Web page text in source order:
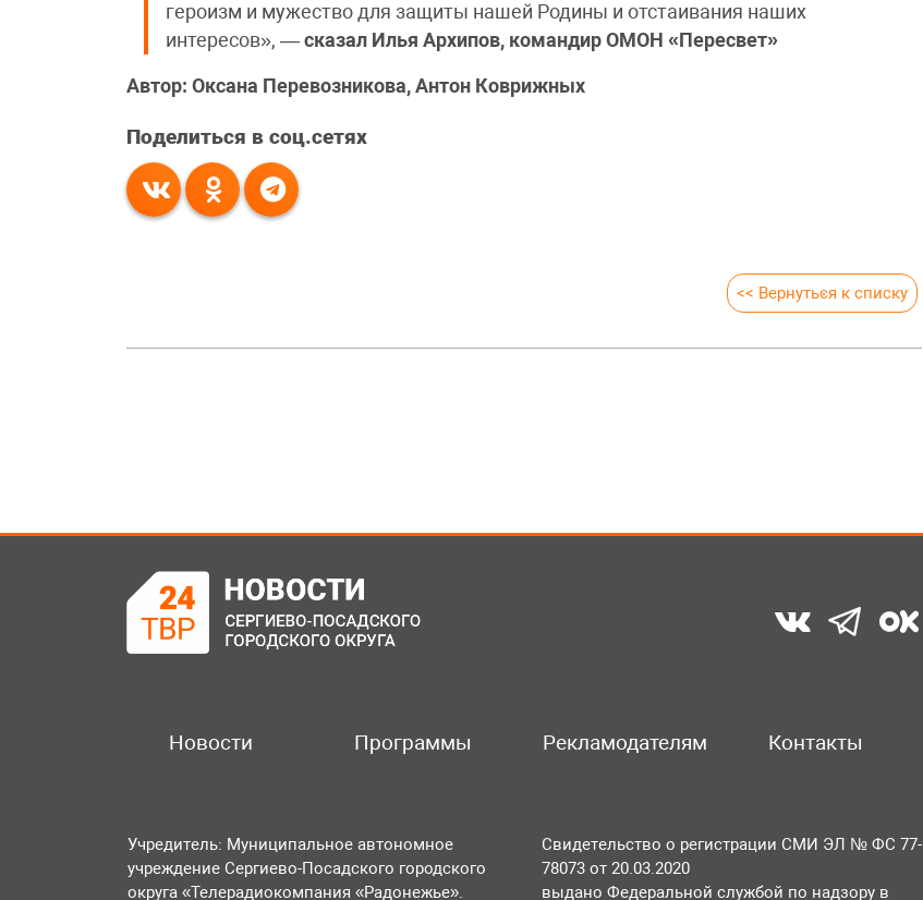
героизм и мужество для защиты нашей Родины и отстаивания наших
интересов», —сказал Илья Архипов, командир ОМОН «Пересвет»
Автор: Оксана Перевозникова, Антон Коврижных
Поделиться в соц.сетях
<< Вернуться к списку
Новости Программы Рекламодателям Контакты
Учредитель: Муниципальное автономное
учреждение Сергиево-Посадского городского
округа «Телерадиокомпания «Радонежье».
Свидетельство о регистрации СМИ ЭЛ № ФС 77-
78073 от 20.03.2020
выдано Федеральной службой по надзору в